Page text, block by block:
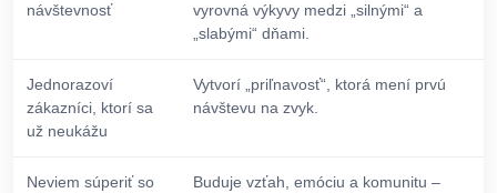
návštevnosť
vyrovná výkyvy medzi „silnými“ a
„slabými“ dňami.
Jednorazoví
zákazníci, ktorí sa
už neukážu
Vytvorí „priľnavosť“, ktorá mení prvú
návštevu na zvyk.
Neviem súperiť so
Buduje vzťah, emóciu a komunitu –